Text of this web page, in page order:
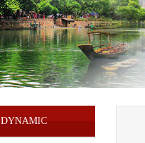
DYNAMIC